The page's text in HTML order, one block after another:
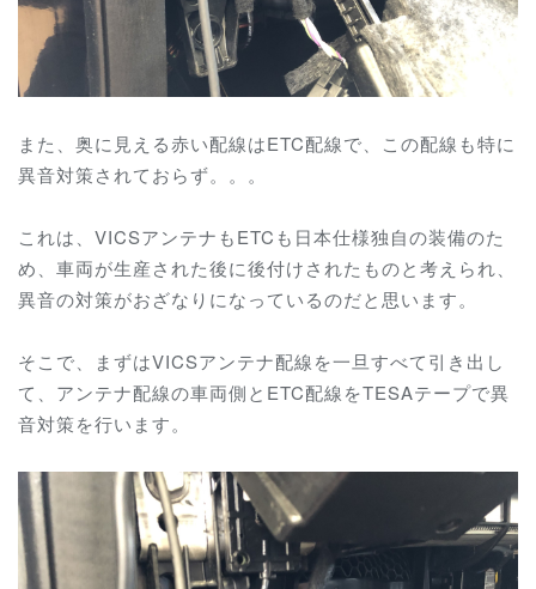
また、奥に見える赤い配線はETC配線で、この配線も特に
異音対策されておらず。。。
これは、VICSアンテナもETCも日本仕様独自の装備のた
め、車両が生産された後に後付けされたものと考えられ、
異音の対策がおざなりになっているのだと思います。
そこで、まずはVICSアンテナ配線を一旦すべて引き出し
て、アンテナ配線の車両側とETC配線をTESAテープで異
音対策を行います。